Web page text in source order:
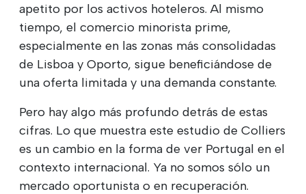
apetito por los activos hoteleros. Al mismo
tiempo, el comercio minorista prime,
especialmente en las zonas más consolidadas
de Lisboa y Oporto, sigue beneficiándose de
una oferta limitada y una demanda constante.
Pero hay algo más profundo detrás de estas
cifras. Lo que muestra este estudio de Colliers
es un cambio en la forma de ver Portugal en el
contexto internacional. Ya no somos sólo un
mercado oportunista o en recuperación.